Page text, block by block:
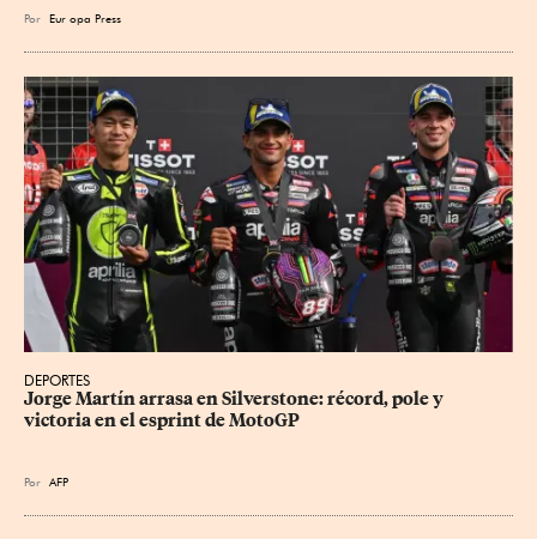
Por Eur opa Press
DEPORTES
Jorge Martín arrasa en Silverstone: récord, pole y
victoria en el esprint de MotoGP
Por AFP